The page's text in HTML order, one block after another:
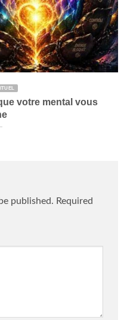
votre mental vous
published. Required